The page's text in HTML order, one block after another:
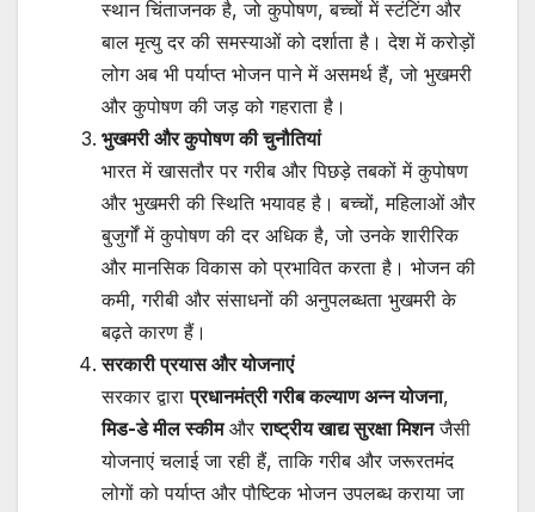
स्थान चिंताजनक है, जो कुपोषण, बच्चों में स्टंटिंग और
बाल मृत्यु दर की समस्याओं को दर्शाता है। देश में करोड़ों
लोग अब भी पर्याप्त भोजन पाने में असमर्थ हैं, जो भुखमरी
और कुपोषण की जड़ को गहराता है।
भुखमरी और कुपोषण की चुनौतियां
भारत में खासतौर पर गरीब और पिछड़े तबकों में कुपोषण
और भुखमरी की स्थिति भयावह है। बच्चों, महिलाओं और
बुजुर्गों में कुपोषण की दर अधिक है, जो उनके शारीरिक
और मानसिक विकास को प्रभावित करता है। भोजन की
कमी, गरीबी और संसाधनों की अनुपलब्धता भुखमरी के
बढ़ते कारण हैं।
सरकारी प्रयास और योजनाएं
सरकार द्वाराप्रधानमंत्री गरीब कल्याण अन्न योजना,
मिड-डे मील स्कीमऔरराष्ट्रीय खाद्य सुरक्षा मिशनजैसी
योजनाएं चलाई जा रही हैं, ताकि गरीब और जरूरतमंद
लोगों को पर्याप्त और पौष्टिक भोजन उपलब्ध कराया जा